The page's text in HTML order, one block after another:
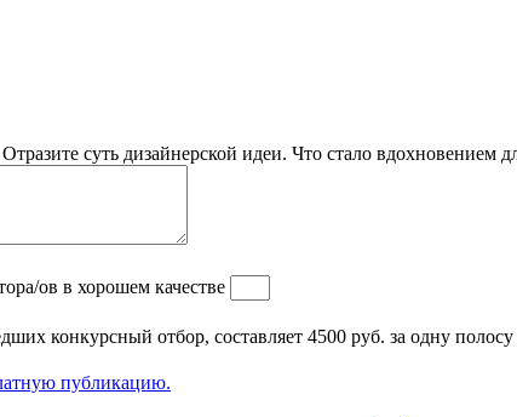
суть дизайнерской идеи. Что стало вдохновением
ов в хорошем качестве
конкурсный отбор, составляет 4500 руб. за одну
публикацию.